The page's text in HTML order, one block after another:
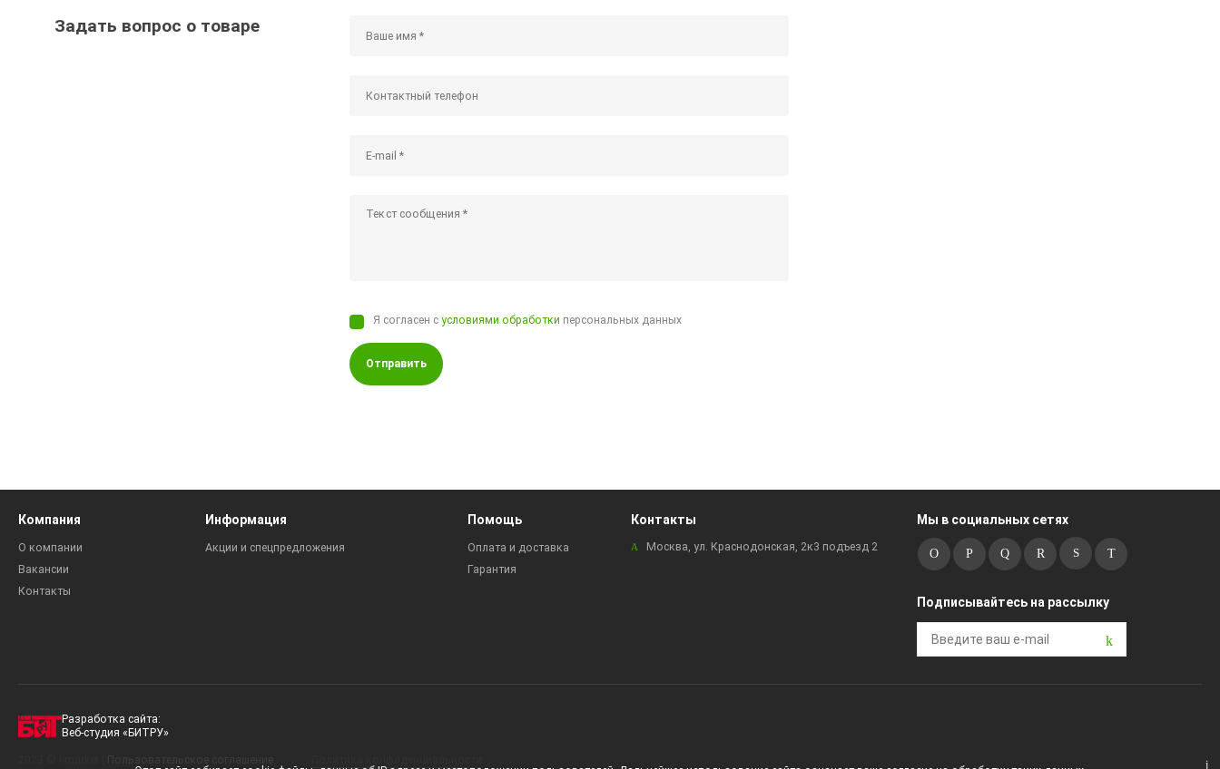
Задать вопрос о товаре
Я согласен сусловиями обработки персональных данных
Отправить
Компания
О компании
Вакансии
Контакты
Информация
Акции и спецпредложения
Помощь
Оплата и доставка
Гарантия
Контакты
Москва, ул. Краснодонская, 2к3 подъезд 2
Мы в социальных сетях
Подписывайтесь на рассылку
Разработка сайта:
Веб-студия «БИТРУ»